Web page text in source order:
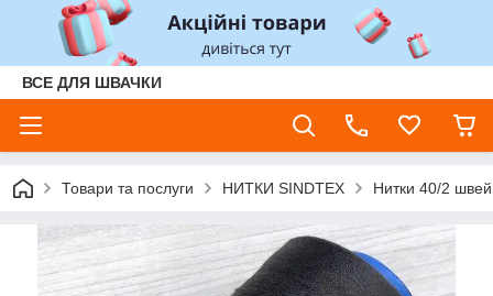
ВСЕ ДЛЯ ШВАЧКИ
Товари та послуги НИТКИ SINDTEX Нитки 40/2